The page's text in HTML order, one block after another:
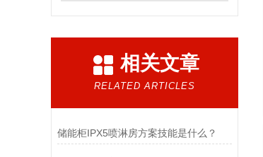
相关文章
RELATED ARTICLES
储能柜IPX5喷淋房方案技能是什么？